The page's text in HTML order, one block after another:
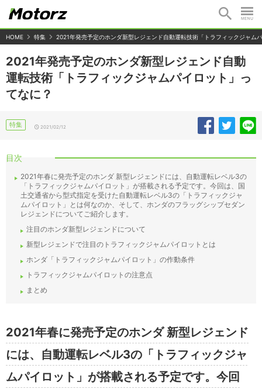
HOME 特集 2021年発売予定のホンダ新型レジェンド自動運転技術「トラフィックジャム
2021年発売予定のホンダ新型レジェンド自動
運転技術「トラフィックジャムパイロット」っ
てなに？
特集 2021/02/12
目次
2021年春に発売予定のホンダ 新型レジェンドには、自動運転レベル3の
「トラフィックジャムパイロット」が搭載される予定です。今回は、国
土交通省から型式指定を受けた自動運転レベル3の「トラフィックジャ
ムパイロット」とは何なのか、そして、ホンダのフラッグシップセダン
レジェンドについてご紹介します。
注目のホンダ新型レジェンドについて
新型レジェンドで注目のトラフィックジャムパイロットとは
ホンダ「トラフィックジャムパイロット」の作動条件
トラフィックジャムパイロットの注意点
まとめ
2021年春に発売予定のホンダ 新型レジェンド
には、自動運転レベル3の「トラフィックジャ
ムパイロット」が搭載される予定です。今回